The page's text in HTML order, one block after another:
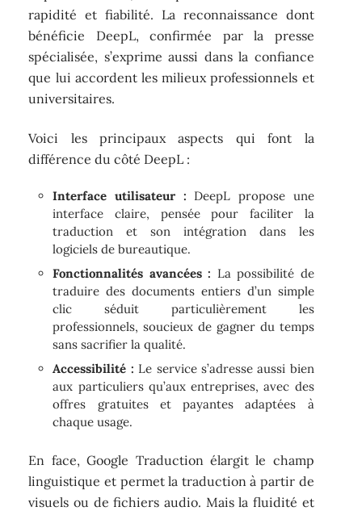
rapidité et fiabilité. La reconnaissance dont
bénéficie DeepL, confirmée par la presse
spécialisée, s’exprime aussi dans la confiance
que lui accordent les milieux professionnels et
universitaires.
Voici les principaux aspects qui font la
différence du côté DeepL :
Interface utilisateur : DeepL propose une
interface claire, pensée pour faciliter la
traduction et son intégration dans les
logiciels de bureautique.
Fonctionnalités avancées : La possibilité de
traduire des documents entiers d’un simple
clic séduit particulièrement les
professionnels, soucieux de gagner du temps
sans sacrifier la qualité.
Accessibilité : Le service s’adresse aussi bien
aux particuliers qu’aux entreprises, avec des
offres gratuites et payantes adaptées à
chaque usage.
En face, Google Traduction élargit le champ
linguistique et permet la traduction à partir de
visuels ou de fichiers audio. Mais la fluidité et